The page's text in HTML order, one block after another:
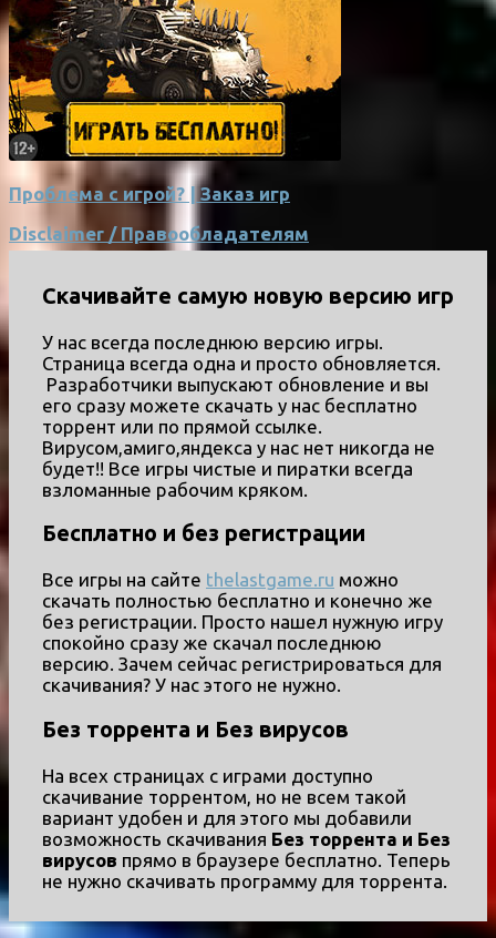
Проблема с игрой? | Заказ игр
Disclaimer / Правообладателям
Скачивайте самую новую версию игр
У нас всегда последнюю версию игры.
Страница всегда одна и просто обновляется.
Разработчики выпускают обновление и вы
его сразу можете скачать у нас бесплатно
торрент или по прямой ссылке.
Вирусом,амиго,яндекса у нас нет никогда не
будет!! Все игры чистые и пиратки всегда
взломанные рабочим кряком.
Бесплатно и без регистрации
Все игры на сайте thelastgame.ru можно
скачать полностью бесплатно и конечно же
без регистрации. Просто нашел нужную игру
спокойно сразу же скачал последнюю
версию. Зачем сейчас регистрироваться для
скачивания? У нас этого не нужно.
Без торрента и Без вирусов
На всех страницах с играми доступно
скачивание торрентом, но не всем такой
вариант удобен и для этого мы добавили
возможность скачивания Без торрента и Без
вирусов прямо в браузере бесплатно. Теперь
не нужно скачивать программу для торрента.